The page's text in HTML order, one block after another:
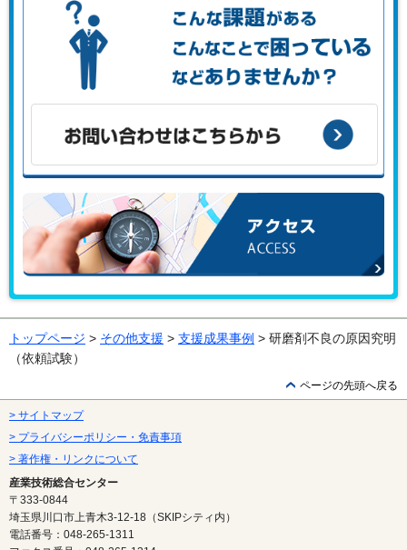
こんな課題がある、こんなことで困っている、などありませ
お問い合わせはこちらから
トップページ > その他支援 > 支援成果事例 > 研磨剤不良の原因究明
（依頼試験）
ページの先頭へ戻る
> サイトマップ
> プライバシーポリシー・免責事項
> 著作権・リンクについて
産業技術総合センター
〒333-0844
埼玉県川口市上青木3-12-18（SKIPシティ内）
電話番号：048-265-1311